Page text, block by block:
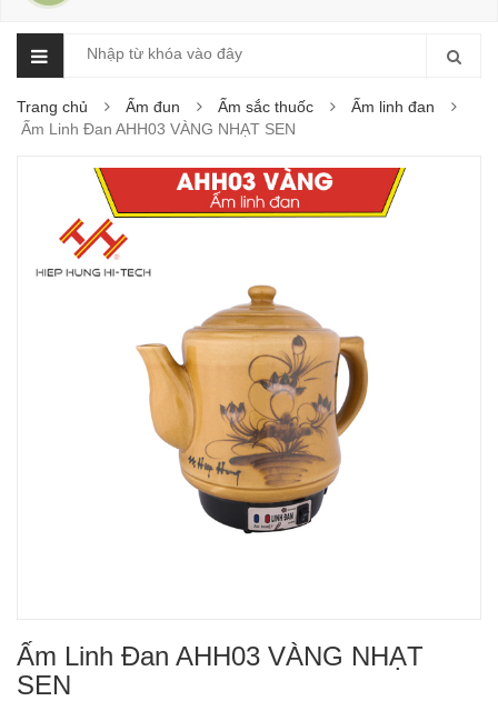
Trang chủ Ấm đun Ấm sắc thuốc
Ấm linh đan
Ấm Linh Đan AHH03 VÀNG NHẠT SEN
Ấm Linh Đan AHH03 VÀNG NHẠT
SEN